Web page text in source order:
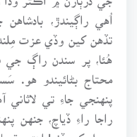
اُهي راڳيندڙ،
تڏهن کين وڏي عزت
هُئا، پر سندن راڳ
محتاج بڻائيندو هو.
پنهنجي جاءِ تي
راجا راءِ ڏياچ، جنهن
ٻِيجل کي ڏنو! اهڙي